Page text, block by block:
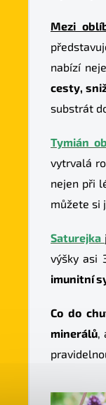
Mezi
nabízí
cesty,
substrát
Tymián
vytrvalá
nejen při
můžete si
Saturejka
výšky asi
imunitní
Co do
minerálů,